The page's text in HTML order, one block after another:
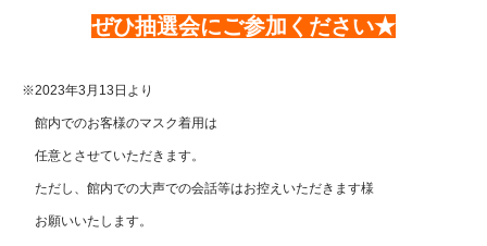
ぜひ抽選会にご参加ください★
※2023年3月13日より
館内でのお客様のマスク着用は
任意とさせていただきます。
ただし、館内での大声での会話等はお控えいただきます様
お願いいたします。